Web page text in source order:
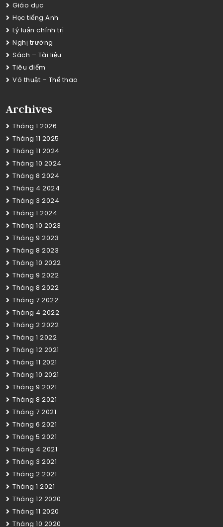
Giáo dục
Học tiếng Anh
Lý luận chính trị
Nghị trường
Sách – Tài liệu
Tiêu điểm
Võ thuật – Thể thao
Archives
Tháng 1 2026
Tháng 11 2025
Tháng 11 2024
Tháng 10 2024
Tháng 8 2024
Tháng 4 2024
Tháng 3 2024
Tháng 1 2024
Tháng 10 2023
Tháng 9 2023
Tháng 8 2023
Tháng 10 2022
Tháng 9 2022
Tháng 8 2022
Tháng 7 2022
Tháng 4 2022
Tháng 2 2022
Tháng 1 2022
Tháng 12 2021
Tháng 11 2021
Tháng 10 2021
Tháng 9 2021
Tháng 8 2021
Tháng 7 2021
Tháng 6 2021
Tháng 5 2021
Tháng 4 2021
Tháng 3 2021
Tháng 2 2021
Tháng 1 2021
Tháng 12 2020
Tháng 11 2020
Tháng 10 2020